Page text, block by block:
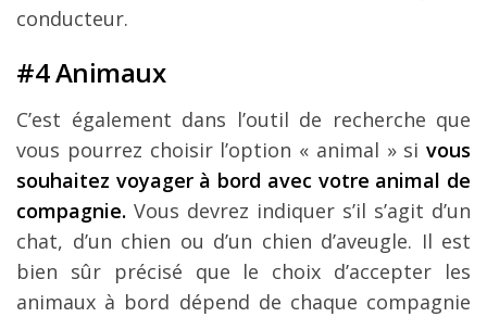
conducteur.
#4 Animaux
C’est également dans l’outil de recherche que
vous pourrez choisir l’option « animal » si vous
souhaitez voyager à bord avec votre animal de
compagnie. Vous devrez indiquer s’il s’agit d’un
chat, d’un chien ou d’un chien d’aveugle. Il est
bien sûr précisé que le choix d’accepter les
animaux à bord dépend de chaque compagnie